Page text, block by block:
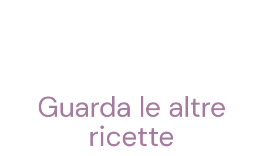
Guarda le altre
ricette